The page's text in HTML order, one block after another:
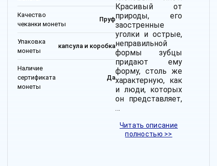
Качество
чеканки монеты
Пруф
Упаковка
монеты
капсула и коробка
Наличие
сертификата
монеты
Да
Красивый от
природы, его
заостренные
уголки и острые,
неправильной
формы зубцы
придают ему
форму, столь же
характерную, как
и люди, которых
он представляет,
…
Читать описание
полностью >>